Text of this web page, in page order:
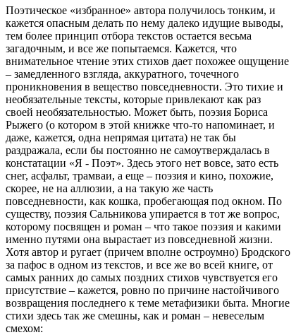
Поэтическое «избранное» автора получилось тонким, и
кажется опасным делать по нему далеко идущие выводы,
тем более принцип отбора текстов остается весьма
загадочным, и все же попытаемся. Кажется, что
внимательное чтение этих стихов дает похожее ощущение
– замедленного взгляда, аккуратного, точечного
проникновения в вещество повседневности. Это тихие и
необязательные тексты, которые привлекают как раз
своей необязательностью. Может быть, поэзия Бориса
Рыжего (о котором в этой книжке что-то напоминает, и
даже, кажется, одна непрямая цитата) не так бы
раздражала, если бы постоянно не самоутверждалась в
констатации «Я - Поэт». Здесь этого нет вовсе, зато есть
снег, асфальт, трамваи, а еще – поэзия и кино, похожие,
скорее, не на аллюзии, а на такую же часть
повседневности, как кошка, пробегающая под окном. По
существу, поэзия Сальникова упирается в тот же вопрос,
которому посвящен и роман – что такое поэзия и какими
именно путями она вырастает из повседневной жизни.
Хотя автор и ругает (причем вполне остроумно) Бродского
за пафос в одном из текстов, и все же во всей книге, от
самых ранних до самых поздних стихов чувствуется его
присутствие – кажется, ровно по причине настойчивого
возвращения последнего к теме метафизики быта. Многие
стихи здесь так же смешны, как и роман – невеселым
смехом: